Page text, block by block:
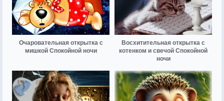
Очаровательная открытка с
мишкой Спокойной ночи
Восхитительная открытка с
котенком и свечой Спокойной
ночи